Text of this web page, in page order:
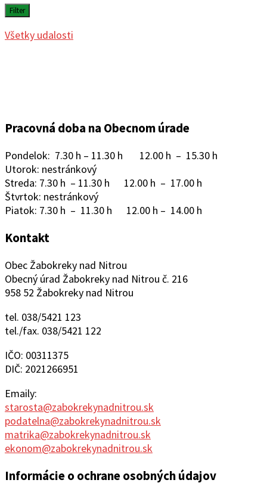
Filter
Všetky udalosti
Pracovná doba na Obecnom úrade
Pondelok: 7.30 h – 11.30 h 12.00 h – 15.30 h
Utorok: nestránkový
Streda: 7.30 h – 11.30 h 12.00 h – 17.00 h
Štvrtok: nestránkový
Piatok: 7.30 h – 11.30 h 12.00 h – 14.00 h
Kontakt
Obec Žabokreky nad Nitrou
Obecný úrad Žabokreky nad Nitrou č. 216
958 52 Žabokreky nad Nitrou
tel. 038/5421 123
tel./fax. 038/5421 122
IČO: 00311375
DIČ: 2021266951
Emaily:
starosta@zabokrekynadnitrou.sk
podatelna@zabokrekynadnitrou.sk
matrika@zabokrekynadnitrou.sk
ekonom@zabokrekynadnitrou.sk
Informácie o ochrane osobných údajov